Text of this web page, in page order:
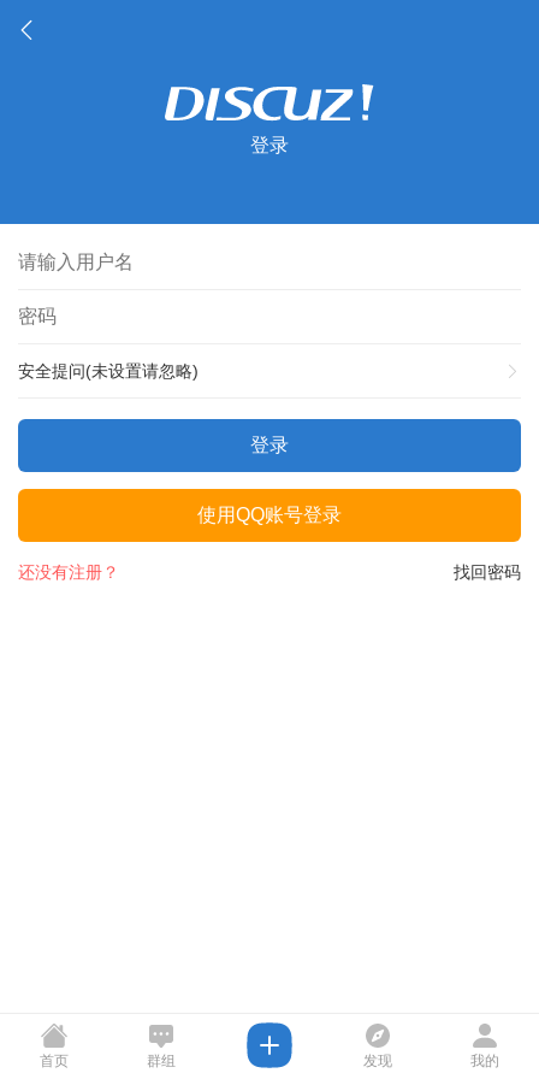
登录
安全提问(未设置请忽略)
登录
使用QQ账号登录
找回密码
还没有注册？
首页 群组 发现 我的